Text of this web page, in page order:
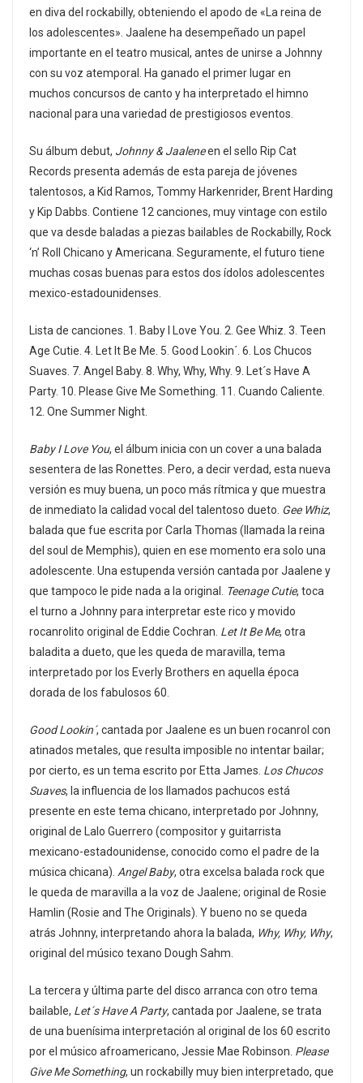
en diva del rockabilly, obteniendo el apodo de «La reina de
los adolescentes». Jaalene ha desempeñado un papel
importante en el teatro musical, antes de unirse a Johnny
con su voz atemporal. Ha ganado el primer lugar en
muchos concursos de canto y ha interpretado el himno
nacional para una variedad de prestigiosos eventos.
Su álbum debut, Johnny & Jaaleneen el sello Rip Cat
Records presenta además de esta pareja de jóvenes
talentosos, a Kid Ramos, Tommy Harkenrider, Brent Harding
y Kip Dabbs. Contiene 12 canciones, muy vintage con estilo
que va desde baladas a piezas bailables de Rockabilly, Rock
‘n’ Roll Chicano y Americana. Seguramente, el futuro tiene
muchas cosas buenas para estos dos ídolos adolescentes
mexico-estadounidenses.
Lista de canciones. 1. Baby I Love You. 2. Gee Whiz. 3. Teen
Age Cutie. 4. Let It Be Me. 5. Good Lookin´. 6. Los Chucos
Suaves. 7. Angel Baby. 8. Why, Why, Why. 9. Let´s Have A
Party. 10. Please Give Me Something. 11. Cuando Caliente.
12. One Summer Night.
Baby I Love You, el álbum inicia con un cover a una balada
sesentera de las Ronettes. Pero, a decir verdad, esta nueva
versión es muy buena, un poco más rítmica y que muestra
de inmediato la calidad vocal del talentoso dueto. Gee Whiz,
balada que fue escrita por Carla Thomas (llamada la reina
del soul de Memphis), quien en ese momento era solo una
adolescente. Una estupenda versión cantada por Jaalene y
que tampoco le pide nada a la original. Teenage Cutie, toca
el turno a Johnny para interpretar este rico y movido
rocanrolito original de Eddie Cochran. Let It Be Me, otra
baladita a dueto, que les queda de maravilla, tema
interpretado por los Everly Brothers en aquella época
dorada de los fabulosos 60.
Good Lookin´, cantada por Jaalene es un buen rocanrol con
atinados metales, que resulta imposible no intentar bailar;
por cierto, es un tema escrito por Etta James. Los Chucos
Suaves, la influencia de los llamados pachucos está
presente en este tema chicano, interpretado por Johnny,
original de Lalo Guerrero (compositor y guitarrista
mexicano-estadounidense, conocido como el padre de la
música chicana). Angel Baby, otra excelsa balada rock que
le queda de maravilla a la voz de Jaalene; original de Rosie
Hamlin (Rosie and The Originals). Y bueno no se queda
atrás Johnny, interpretando ahora la balada, Why, Why, Why,
original del músico texano Dough Sahm.
La tercera y última parte del disco arranca con otro tema
bailable, Let´s Have A Party, cantada por Jaalene, se trata
de una buenísima interpretación al original de los 60 escrito
por el músico afroamericano, Jessie Mae Robinson. Please
Give Me Something, un rockabilly muy bien interpretado, que